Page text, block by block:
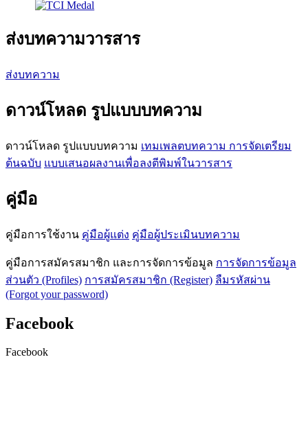
ส่งบทความวารสาร
ส่งบทความ
ดาวน์โหลด รูปแบบบทความ
ดาวน์โหลด รูปแบบบทความ เทมเพลตบทความ การจัดเตรียม
ต้นฉบับ แบบเสนอผลงานเพื่อลงตีพิมพ์ในวารสาร
คู่มือ
คู่มือการใช้งาน คู่มือผู้แต่ง คู่มือผู้ประเมินบทความ
คู่มือการสมัครสมาชิก และการจัดการข้อมูล การจัดการข้อมูล
ส่วนตัว (Profiles) การสมัครสมาชิก (Register) ลืมรหัสผ่าน
(Forgot your password)
Facebook
Facebook